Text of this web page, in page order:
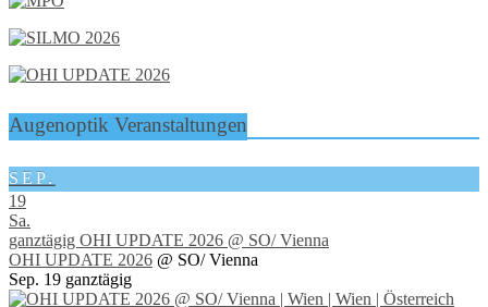
Augenoptik Veranstaltungen
SEP.
19
Sa.
ganztägig OHI UPDATE 2026 @ SO/ Vienna
OHI UPDATE 2026 @ SO/ Vienna
Sep. 19 ganztägig